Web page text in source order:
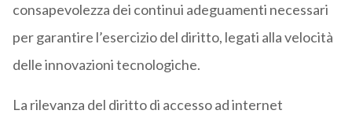
consapevolezza dei continui adeguamenti necessari
per garantire l’esercizio del diritto, legati alla velocità
delle innovazioni tecnologiche.
La rilevanza del diritto di accesso ad internet